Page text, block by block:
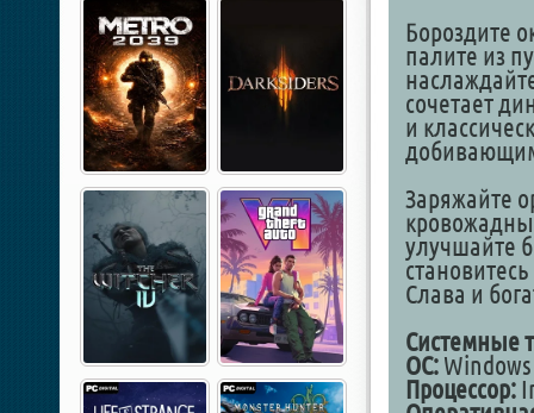
Бороздите
палите из
сочетает
и
Заряжайте
улучшайте
Слава и
Системные
ОС:
Процессор: